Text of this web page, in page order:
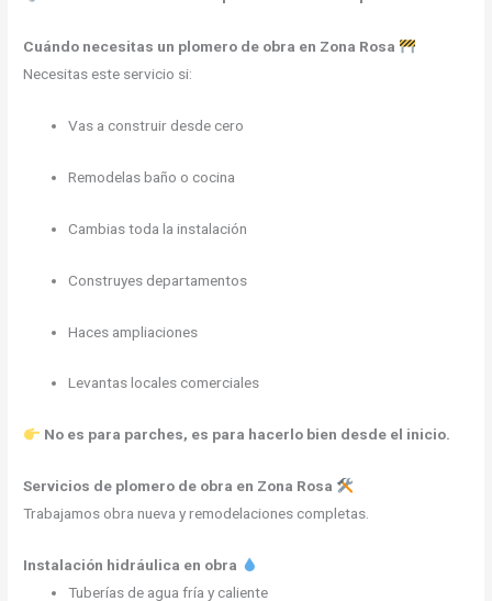
Cuándo necesitas un plomero de obra en Zona Rosa
Necesitas este servicio si:
Vas a construir desde cero
Remodelas baño o cocina
Cambias toda la instalación
Construyes departamentos
Haces ampliaciones
Levantas locales comerciales
No es para parches, es para hacerlo bien desde el inicio.
Servicios de plomero de obra en Zona Rosa
Trabajamos obra nueva y remodelaciones completas.
Instalación hidráulica en obra
Tuberías de agua fría y caliente